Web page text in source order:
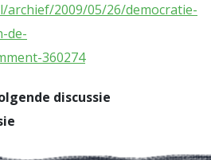
archief/2009/05/26/democratie-
de-
360274
discussie